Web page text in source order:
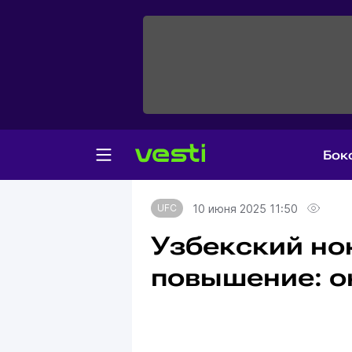
Главная
UFC
UFC 10 июня 2025 11:50
Узбекский
повышение: